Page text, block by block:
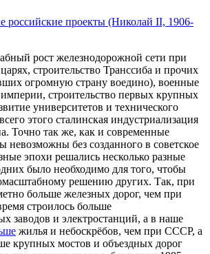
российские проекты (Николай II, 1906-
рост железнодорожной сети при
строительство Транссиба и прочих
огромную страну воедино), военные
строительство первых крупных
университетов и технического
этого сталинская индустриализация
Точно так же, как и современные
невозможны без созданного в советское
эпохи решались несколько разные
было необходимо для того, чтобы
решению других. Так, при
больше железных дорог, чем при
строилось больше
заводов и электростанций, а в наше
жилья и небоскрёбов, чем при СССР, а
крупных мостов и объездных дорог